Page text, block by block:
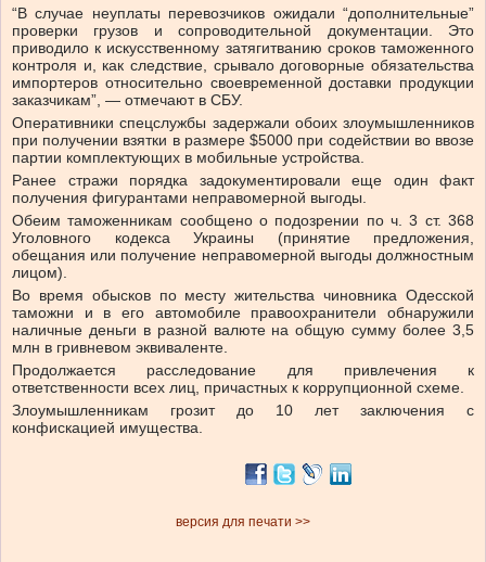
“В случае неуплаты перевозчиков ожидали “дополнительные”
проверки грузов и сопроводительной документации. Это
приводило к искусственному затягитванию сроков таможенного
контроля и, как следствие, срывало договорные обязательства
импортеров относительно своевременной доставки продукции
заказчикам”, — отмечают в СБУ.
Оперативники спецслужбы задержали обоих злоумышленников
при получении взятки в размере $5000 при содействии во ввозе
партии комплектующих в мобильные устройства.
Ранее стражи порядка задокументировали еще один факт
получения фигурантами неправомерной выгоды.
Обеим таможенникам сообщено о подозрении по ч. 3 ст. 368
Уголовного кодекса Украины (принятие предложения,
обещания или получение неправомерной выгоды должностным
лицом).
Во время обысков по месту жительства чиновника Одесской
таможни и в его автомобиле правоохранители обнаружили
наличные деньги в разной валюте на общую сумму более 3,5
млн в гривневом эквиваленте.
Продолжается расследование для привлечения к
ответственности всех лиц, причастных к коррупционной схеме.
Злоумышленникам грозит до 10 лет заключения с
конфискацией имущества.
версия для печати >>